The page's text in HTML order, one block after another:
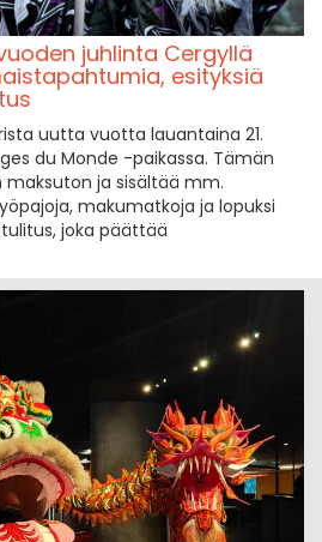
juhlinta Cergyllä
esityksiä
uutta vuotta lauantaina 21.
du Monde -paikassa. Tämän
ja sisältää mm.
makumatkoja ja lopuksi
joka päättää